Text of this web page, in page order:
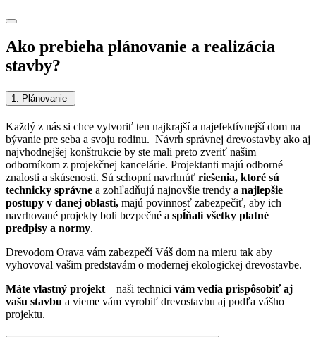
Ako prebieha plánovanie a realizácia
stavby?
1. Plánovanie
Každý z nás si chce vytvoriť ten najkrajší a najefektívnejší dom na
bývanie pre seba a svoju rodinu. Návrh správnej drevostavby ako aj
najvhodnejšej konštrukcie by ste mali preto zveriť našim
odborníkom z projekčnej kancelárie. Projektanti majú odborné
znalosti a skúsenosti. Sú schopní navrhnúť riešenia, ktoré sú
technicky správne a zohľadňujú najnovšie trendy a najlepšie
postupy v danej oblasti, majú povinnosť zabezpečiť, aby ich
navrhované projekty boli bezpečné a spĺňali všetky platné
predpisy a normy.
Drevodom Orava vám zabezpečí Váš dom na mieru tak aby
vyhovoval vašim predstavám o modernej ekologickej drevostavbe.
Máte vlastný projekt – naši technici vám vedia prispôsobiť aj
vašu stavbu a vieme vám vyrobiť drevostavbu aj podľa vášho
projektu.